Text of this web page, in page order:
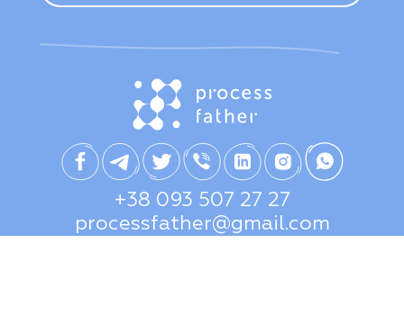
+38 093 507 27 27
processfather@gmail.com